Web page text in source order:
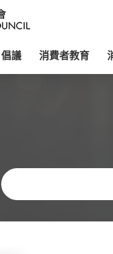
倡議 消費者教育
關鍵字